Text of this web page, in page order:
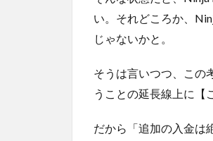
い。それどころか、
じゃないかと。
そうは言いつつ、この
うことの延長線上に【
だから「追加の入金は